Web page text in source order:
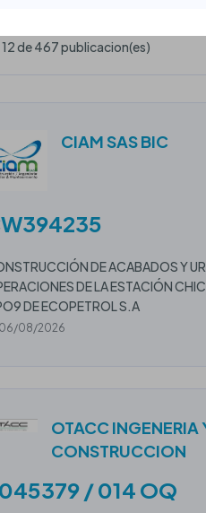
12 de 467 publicacion(es)
CIAM SAS BIC
DE ACABADOS Y
DE LA ESTACIÓN
DE ECOPETROL S.A
06/08/2026
OTACC INGENERIA
CONSTRUCCION
/ 014 OQ